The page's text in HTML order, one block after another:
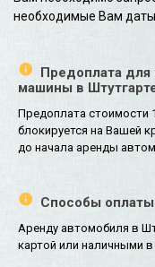
необходимые Вам даты
Предоплата для
машины в
Предоплата стоимости
блокируется на Вашей
до начала аренды
Способы
Аренду автомобиля в
картой или наличными